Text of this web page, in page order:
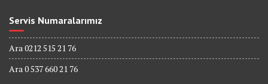
Servis Numaralarımız
Ara 0212 515 21 76
Ara 0 537 660 21 76